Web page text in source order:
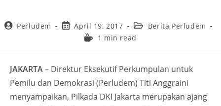
Perludem April 19, 2017
Berita Perludem
1 min read
JAKARTA– Direktur Eksekutif Perkumpulan untuk
Pemilu dan Demokrasi (Perludem) Titi Anggraini
menyampaikan, Pilkada DKI Jakarta merupakan ajang